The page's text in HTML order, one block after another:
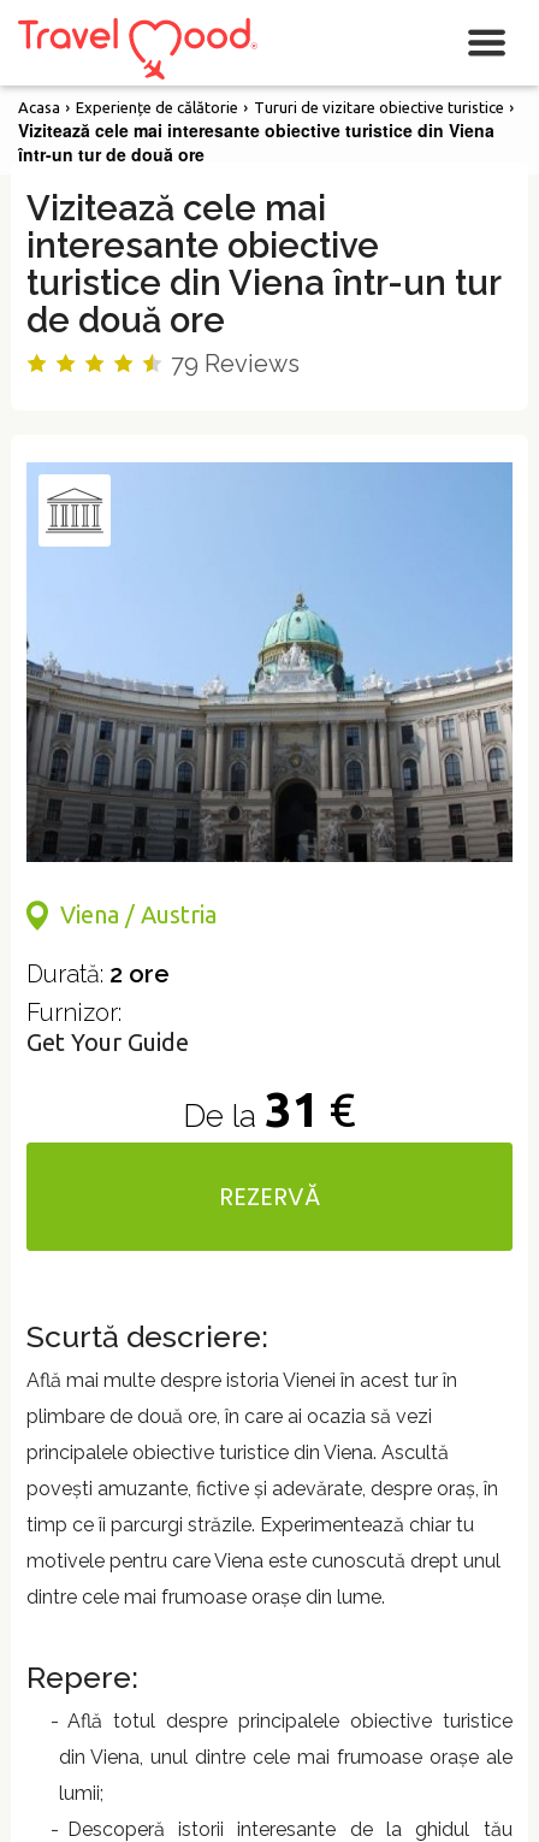
Acasa › Experiențe de călătorie › Tururi de vizitare obiective turistice ›
Vizitează cele mai interesante obiective turistice din Viena
într-un tur de două ore
Vizitează cele mai
interesante obiective
turistice din Viena într-un tur
de două ore
79 Reviews
Viena / Austria
Durată: 2 ore
Furnizor:
Get Your Guide
De la 31 €
REZERVĂ
Scurtă descriere:
Află mai multe despre istoria Vienei în acest tur în
plimbare de două ore, în care ai ocazia să vezi
principalele obiective turistice din Viena. Ascultă
povești amuzante, fictive și adevărate, despre oraș, în
timp ce îi parcurgi străzile. Experimentează chiar tu
motivele pentru care Viena este cunoscută drept unul
dintre cele mai frumoase orașe din lume.
Repere:
Află totul despre principalele obiective turistice
din Viena, unul dintre cele mai frumoase orașe ale
lumii;
Descoperă istorii interesante de la ghidul tău